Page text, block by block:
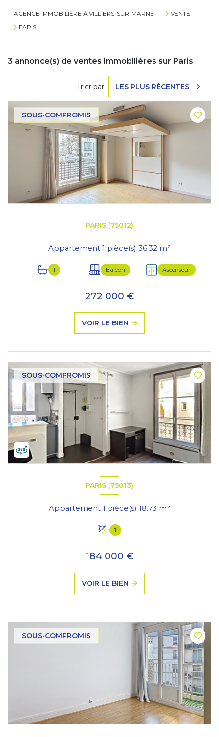
AGENCE IMMOBILIÈRE À VILLIERS-SUR-MARNE
VENTE
PARIS
3 annonce(s) de ventes immobilières sur Paris
Trier par LES PLUS RÉCENTES
SOUS-COMPROMIS
PARIS (75012)
Appartement 1 pièce(s) 36.32 m²
1 Balcon Ascenseur
272 000 €
VOIR LE BIEN
SOUS-COMPROMIS
PARIS (75013)
Appartement 1 pièce(s) 18.73 m²
1
184 000 €
VOIR LE BIEN
SOUS-COMPROMIS